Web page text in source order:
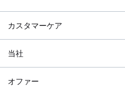
カスタマーケア
当社
オファー